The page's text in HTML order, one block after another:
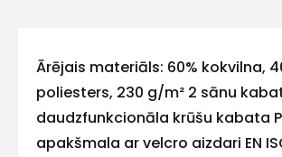
Ārējais materiāls: 60% kokvilna,
poliesters, 230 g/m² 2 sānu
daudzfunkcionāla krūšu kabata
apakšmala ar velcro aizdari EN
E-pasts